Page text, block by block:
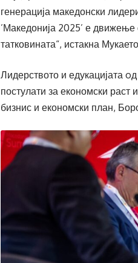
генерација македонски
’Македонија 2025’ е
татковината“, истакна
Лидерството и едукацијата
постулати за економски раст
бизнис и економски план,